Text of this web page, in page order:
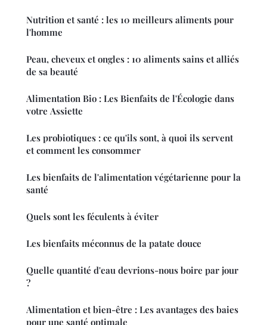
Nutrition et santé : les 10 meilleurs aliments pour
l'homme
Peau, cheveux et ongles : 10 aliments sains et alliés
de sa beauté
Alimentation Bio : Les Bienfaits de l'Écologie dans
votre Assiette
Les probiotiques : ce qu'ils sont, à quoi ils servent
et comment les consommer
Les bienfaits de l'alimentation végétarienne pour la
santé
Quels sont les féculents à éviter
Les bienfaits méconnus de la patate douce
Quelle quantité d'eau devrions-nous boire par jour
?
Alimentation et bien-être : Les avantages des baies
pour une santé optimale